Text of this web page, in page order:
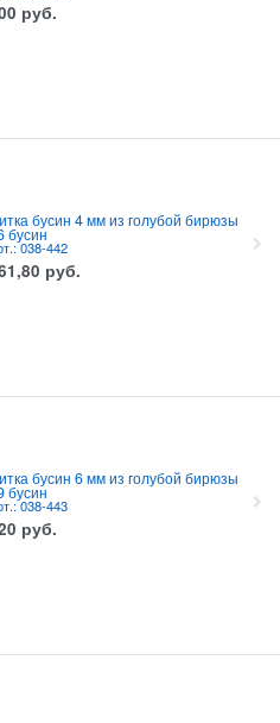
руб.
бусин 4 мм из голубой бирюзы
бусин
038-442
руб.
бусин 6 мм из голубой бирюзы
бусин
038-443
руб.